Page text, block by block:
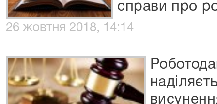
справи про
26 жовтня 2018, 14:14